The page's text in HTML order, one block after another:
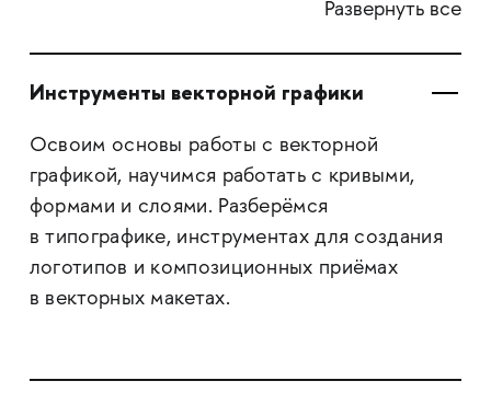
Развернуть все
Инструменты векторной графики
Освоим основы работы с векторной
графикой, научимся работать с кривыми,
формами и слоями. Разберёмся
в типографике, инструментах для создания
логотипов и композиционных приёмах
в векторных макетах.